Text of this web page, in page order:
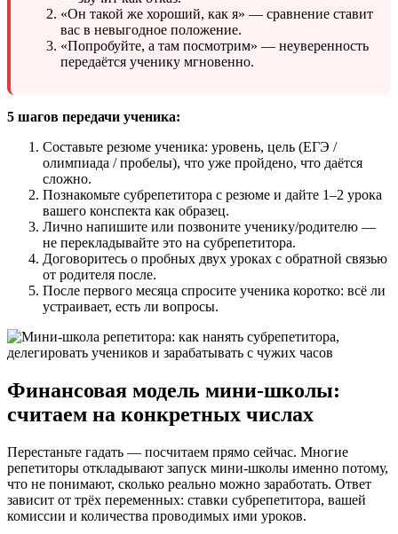
«Он такой же хороший, как я» — сравнение ставит
вас в невыгодное положение.
«Попробуйте, а там посмотрим» — неуверенность
передаётся ученику мгновенно.
5 шагов передачи ученика:
Составьте резюме ученика: уровень, цель (ЕГЭ /
олимпиада / пробелы), что уже пройдено, что даётся
сложно.
Познакомьте субрепетитора с резюме и дайте 1–2 урока
вашего конспекта как образец.
Лично напишите или позвоните ученику/родителю —
не перекладывайте это на субрепетитора.
Договоритесь о пробных двух уроках с обратной связью
от родителя после.
После первого месяца спросите ученика коротко: всё ли
устраивает, есть ли вопросы.
Финансовая модель мини-школы:
считаем на конкретных числах
Перестаньте гадать — посчитаем прямо сейчас. Многие
репетиторы откладывают запуск мини-школы именно потому,
что не понимают, сколько реально можно заработать. Ответ
зависит от трёх переменных: ставки субрепетитора, вашей
комиссии и количества проводимых ими уроков.